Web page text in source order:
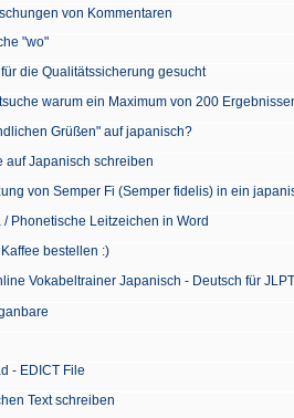
von Kommentaren
"wo"
die Qualitätssicherung gesucht
warum ein Maximum von 200
Grüßen" auf japanisch?
auf Japanisch schreiben
von Semper Fi (Semper fidelis) in ein
/ Phonetische Leitzeichen in Word
bestellen :)
Vokabeltrainer Japanisch - Deutsch für
- EDICT File
Text schreiben